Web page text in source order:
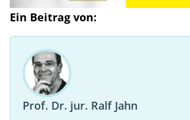
Ein Beitrag von:
Prof. Dr. jur. Ralf Jahn